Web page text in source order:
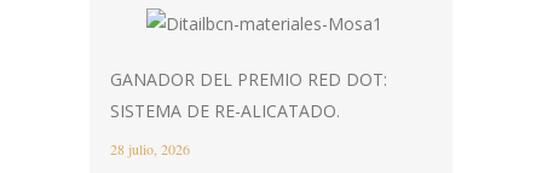
GANADOR DEL PREMIO RED DOT:
SISTEMA DE RE-ALICATADO.
28 julio, 2026